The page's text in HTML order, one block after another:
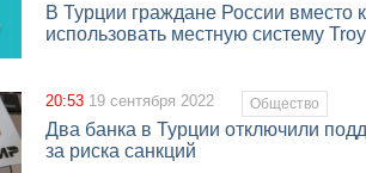
В Турции граждане России вместо
использовать местную систему Troy
20:53 19 сентября 2022 Общество
Два банка в Турции отключили
за риска санкций